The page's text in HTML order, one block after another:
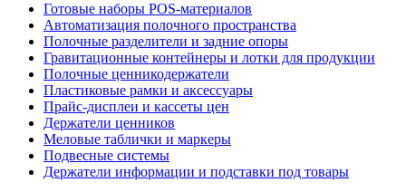
Готовые наборы POS-материалов
Автоматизация полочного пространства
Полочные разделители и задние опоры
Гравитационные контейнеры и лотки для продукции
Полочные ценникодержатели
Пластиковые рамки и аксессуары
Прайс-дисплеи и кассеты цен
Держатели ценников
Меловые таблички и маркеры
Подвесные системы
Держатели информации и подставки под товары